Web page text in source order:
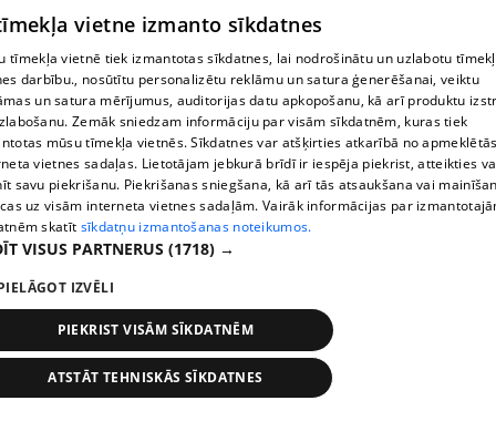
Melleņu zelta drudzis: kas nosaka iepirkuma
cenu?
409. epizode
Ogas un sēnes šogad dārgākas, bet uzpirkšanas
vietne izmanto sīkdatnes
tīmekļa vietnē tiek izmantotas sīkdatnes, lai nodrošinātu un uzlabotu
darbību., nosūtītu personalizētu reklāmu un satura ģenerēšanai, veiktu
un satura mērījumus, auditorijas datu apkopošanu, kā arī produktu
Zemāk sniedzam informāciju par visām sīkdatnēm, kuras tiek
mūsu tīmekļa vietnēs. Sīkdatnes var atšķirties atkarībā no
vietnes sadaļas. Lietotājam jebkurā brīdī ir iespēja piekrist, atteikties
savu piekrišanu. Piekrišanas sniegšana, kā arī tās atsaukšana vai
uz visām interneta vietnes sadaļām. Vairāk informācijas par
skatīt sīkdatņu izmantošanas noteikumos.
VISUS PARTNERUS (1718) →
IZVĒLI
PIEKRIST VISĀM SĪKDATNĒM
ATSTĀT TEHNISKĀS SĪKDATNES